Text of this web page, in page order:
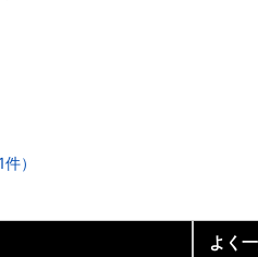
）
よく